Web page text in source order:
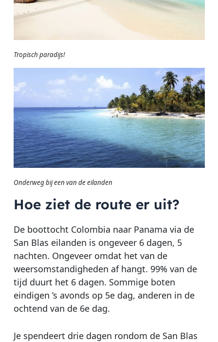
Tropisch paradijs!
Onderweg bij een van de eilanden
Hoe ziet de route er uit?
De boottocht Colombia naar Panama via de
San Blas eilanden is ongeveer 6 dagen, 5
nachten. Ongeveer omdat het van de
weersomstandigheden af hangt. 99% van de
tijd duurt het 6 dagen. Sommige boten
eindigen ’s avonds op 5e dag, anderen in de
ochtend van de 6e dag.
Je spendeert drie dagen rondom de San Blas